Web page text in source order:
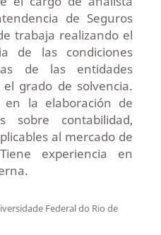
de Seguros
trabaja realizando el
de las condiciones
de las entidades
grado de solvencia.
en la elaboración de
sobre contabilidad,
al mercado de
experiencia en
Federal do Rio de